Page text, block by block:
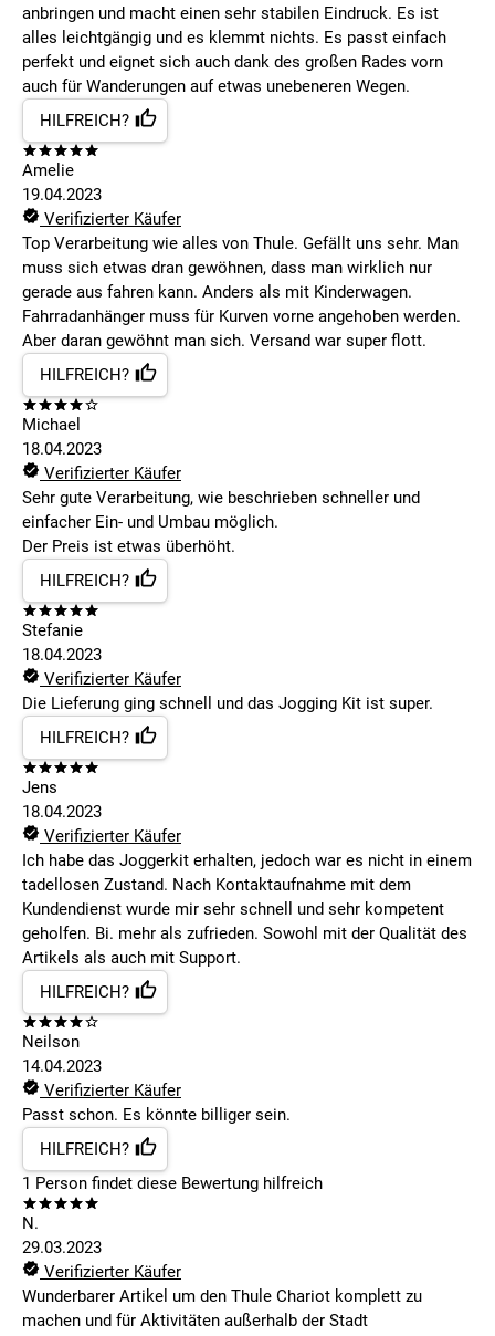
anbringen und macht einen sehr stabilen Eindruck. Es ist
alles leichtgängig und es klemmt nichts. Es passt einfach
perfekt und eignet sich auch dank des großen Rades vorn
auch für Wanderungen auf etwas unebeneren Wegen.
HILFREICH?
Amelie
19.04.2023
Verifizierter Käufer
Top Verarbeitung wie alles von Thule. Gefällt uns sehr. Man
muss sich etwas dran gewöhnen, dass man wirklich nur
gerade aus fahren kann. Anders als mit Kinderwagen.
Fahrradanhänger muss für Kurven vorne angehoben werden.
Aber daran gewöhnt man sich. Versand war super flott.
HILFREICH?
Michael
18.04.2023
Verifizierter Käufer
Sehr gute Verarbeitung, wie beschrieben schneller und
einfacher Ein- und Umbau möglich.
Der Preis ist etwas überhöht.
HILFREICH?
Stefanie
18.04.2023
Verifizierter Käufer
Die Lieferung ging schnell und das Jogging Kit ist super.
HILFREICH?
Jens
18.04.2023
Verifizierter Käufer
Ich habe das Joggerkit erhalten, jedoch war es nicht in einem
tadellosen Zustand. Nach Kontaktaufnahme mit dem
Kundendienst wurde mir sehr schnell und sehr kompetent
geholfen. Bi. mehr als zufrieden. Sowohl mit der Qualität des
Artikels als auch mit Support.
HILFREICH?
Neilson
14.04.2023
Verifizierter Käufer
Passt schon. Es könnte billiger sein.
HILFREICH?
1 Person findet diese Bewertung hilfreich
N.
29.03.2023
Verifizierter Käufer
Wunderbarer Artikel um den Thule Chariot komplett zu
machen und für Aktivitäten außerhalb der Stadt